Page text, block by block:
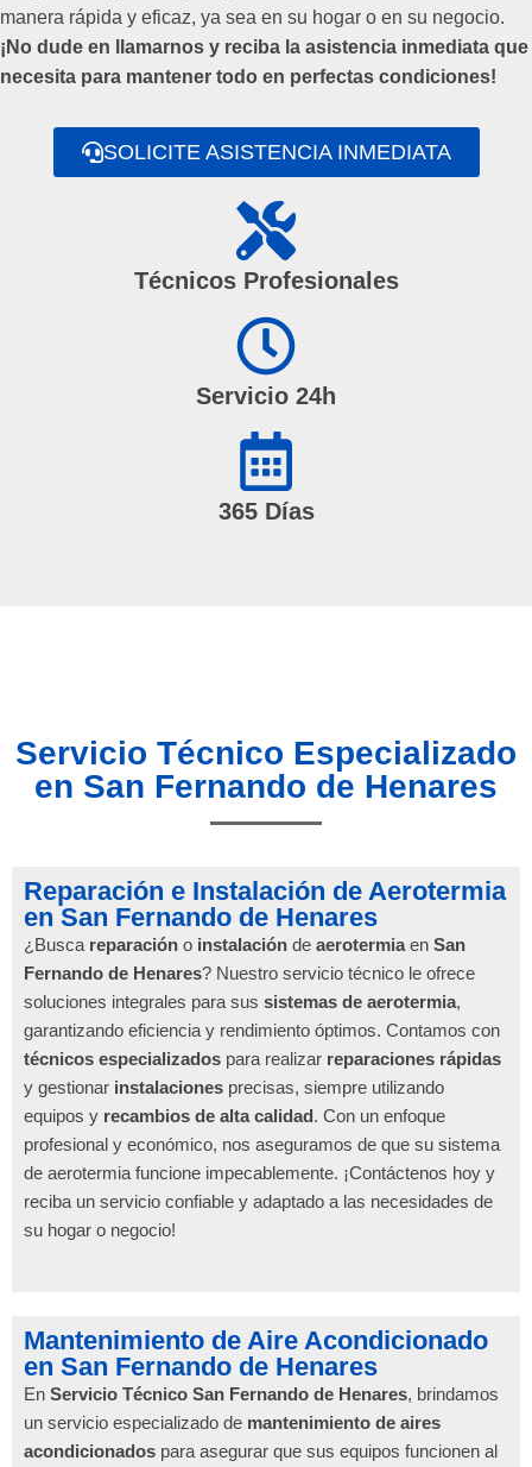
manera rápida y eficaz, ya sea en su hogar o en su negocio.
¡No dude en llamarnos y reciba la asistencia inmediata que
necesita para mantener todo en perfectas condiciones!
SOLICITE ASISTENCIA INMEDIATA
Técnicos Profesionales
Servicio 24h
365 Días
Servicio Técnico Especializado
en San Fernando de Henares
Reparación e Instalación de Aerotermia
en San Fernando de Henares
¿Busca reparación o instalación de aerotermiaen San
Fernando de Henares? Nuestro servicio técnico le ofrece
soluciones integrales para sus sistemas de aerotermia,
garantizando eficiencia y rendimiento óptimos. Contamos con
técnicos especializados para realizar reparaciones rápidas
y gestionar instalaciones precisas, siempre utilizando
equipos y recambios de alta calidad. Con un enfoque
profesional y económico, nos aseguramos de que su sistema
de aerotermia funcione impecablemente. ¡Contáctenos hoy y
reciba un servicio confiable y adaptado a las necesidades de
su hogar o negocio!
Mantenimiento de Aire Acondicionado
en San Fernando de Henares
En Servicio Técnico San Fernando de Henares, brindamos
un servicio especializado de mantenimiento de aires
acondicionados para asegurar que sus equipos funcionen al